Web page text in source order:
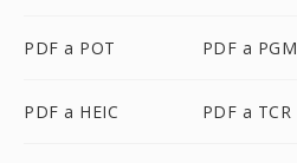
PDF a POT PDF a PGM
PDF a HEIC PDF a TCR